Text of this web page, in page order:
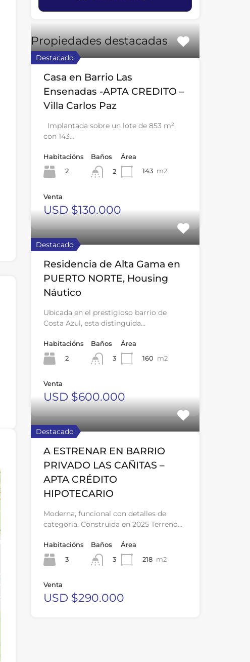
Propiedades destacadas
Destacado
Casa en Barrio Las
Ensenadas -APTA CREDITO –
Villa Carlos Paz
Implantada sobre un lote de 853 m²,
con 143…
Habitacións
2
Baños
2
Área
143 m2
Venta
USD $130.000
Destacado
Residencia de Alta Gama en
PUERTO NORTE, Housing
Náutico
Ubicada en el prestigioso barrio de
Costa Azul, esta distinguida…
Habitacións
2
Baños
3
Área
160 m2
Venta
USD $600.000
Destacado
A ESTRENAR EN BARRIO
PRIVADO LAS CAÑITAS –
APTA CRÉDITO
HIPOTECARIO
Moderna, funcional con detalles de
categoría. Construida en 2025 Terreno…
Habitacións
3
Baños
3
Área
218 m2
Venta
USD $290.000